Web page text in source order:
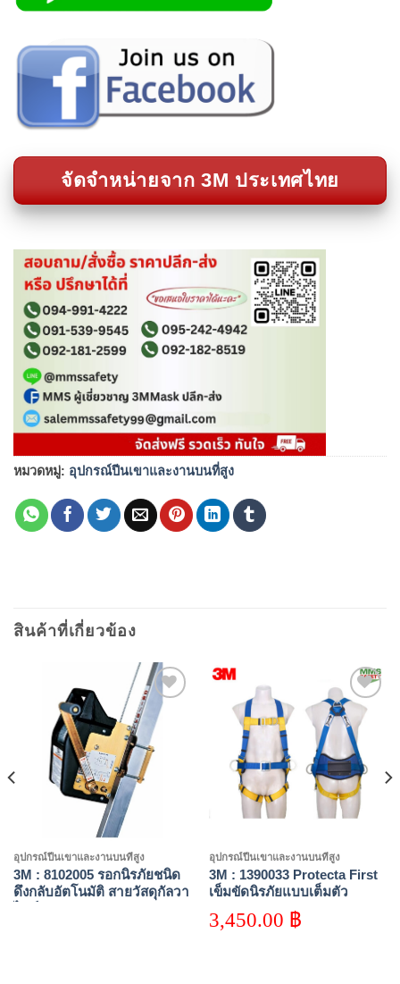
จัดจำหน่ายจาก 3M ประเทศไทย
หมวดหมู่: อุปกรณ์ปีนเขาและงานบนที่สูง
สินค้าที่เกี่ยวข้อง
Add to
wishlist
อุปกรณ์ปีนเขาและงานบนที่สูง
3M : 8102005 รอกนิรภัยชนิด
ดึงกลับอัตโนมัติ สายวัสดุกัลวา
Add to
wishlist
อุปกรณ์ปีนเขาและงานบนที่สูง
3M : 1390033 Protecta First
เข็มขัดนิรภัยแบบเต็มตัว
3,450.00 ฿